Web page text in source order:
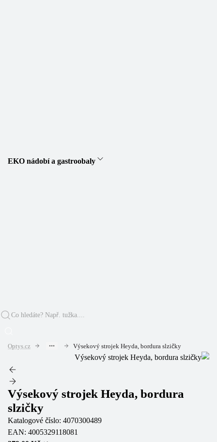
EKO nádobí a gastroobaly
Optys.cz Výsekový strojek Heyda, bordura slzičky
Výsekový strojek Heyda, bordura
slzičky
Katalogové číslo: 4070300489
EAN: 4005329118081